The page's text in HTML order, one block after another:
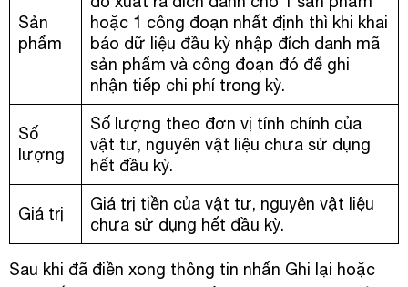
Sản
phẩm
hoặc 1 công đoạn nhất định thì khi khai
báo dữ liệu đầu kỳ nhập đích danh mã
sản phẩm và công đoạn đó để ghi
nhận tiếp chi phí trong kỳ.
Số
lượng
Số lượng theo đơn vị tính chính của
vật tư, nguyên vật liệu chưa sử dụng
hết đầu kỳ.
Giá trị
Giá trị tiền của vật tư, nguyên vật liệu
chưa sử dụng hết đầu kỳ.
Sau khi đã điền xong thông tin nhấn Ghi lại hoặc